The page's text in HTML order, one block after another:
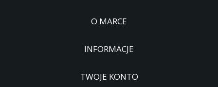
O MARCE
INFORMACJE
TWOJE KONTO